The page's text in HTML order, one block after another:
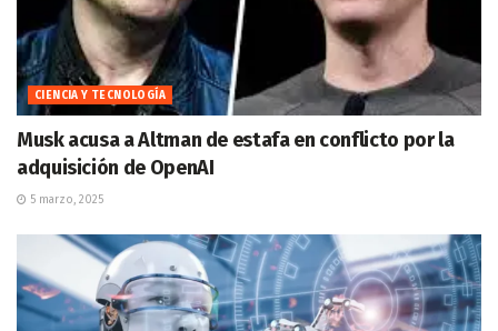
CIENCIA Y TECNOLOGÍA
Musk acusa a Altman de estafa en conflicto por la
adquisición de OpenAI
5 marzo, 2025